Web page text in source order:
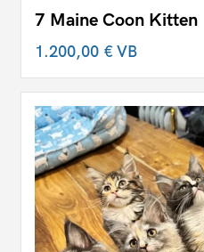
7 Maine Coon Kitten
1.200,00 €VB